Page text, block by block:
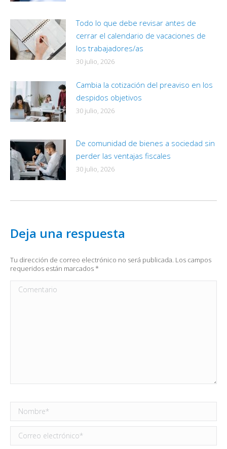
Todo lo que debe revisar antes de
cerrar el calendario de vacaciones de
los trabajadores/as
30 julio, 2026
Cambia la cotización del preaviso en los
despidos objetivos
30 julio, 2026
De comunidad de bienes a sociedad sin
perder las ventajas fiscales
30 julio, 2026
Deja una respuesta
Tu dirección de correo electrónico no será publicada. Los campos
requeridos están marcados*
Comentario
Nombre *
Correo electrónico *